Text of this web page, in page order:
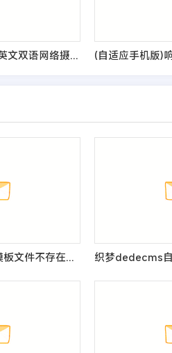
(自适应移动端)中英文双语网络摄像头探头pbootcms网站模板 电子摄像头设备网站源码
织梦 dedecms“模板文件不存在，无法解析文档”解决方法